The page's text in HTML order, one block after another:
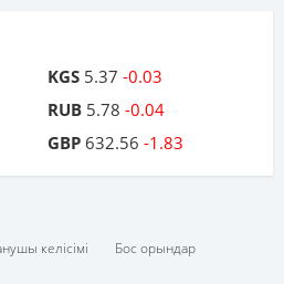
KGS 5.37 -0.03
RUB 5.78 -0.04
GBP 632.56 -1.83
келісімі
Бос орындар